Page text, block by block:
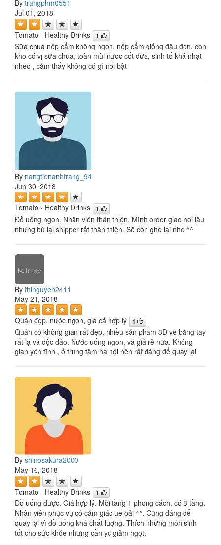
By trangphm0551
Jul 01, 2018
Tomato - Healthy Drinks 1
Sữa chua nếp cẩm không ngon, nếp cẩm giống đậu đen, còn
kho có vị sữa chua, toàn mùi nưoc cốt dừa, sinh tố khá nhạt
nhẽo , cảm thấy không có gì nổi bật
By nangtienanhtrang_94
Jun 30, 2018
Tomato - Healthy Drinks 1
Đồ uống ngon. Nhân viên thân thiện. Mình order giao hơi lâu
nhưng bù lại shipper rất thân thiện. Sẽ còn ghé lại nhé ^^
By thinguyen2411
May 21, 2018
Quán đẹp, nước ngon, giá cả hợp lý 1
Quán có không gian rất đẹp, nhiều sản phẩm 3D vẽ bằng tay
rất lạ và độc đáo. Nước uống ngon, và giá rẻ nữa. Không
gian yên tĩnh , ở trung tâm hà nội nên rất đáng để quay lại
By shinosakura2000
May 16, 2018
Tomato - Healthy Drinks 1
Đồ uống được. Giá hợp lý. Mỗi tầng 1 phong cách, có 3 tầng.
Nhân viên phục vụ có cảm giác uể oải ^^. Cũng đáng để
quay lại vì đồ uống khá chất lượng. Thích những món sinh
tốt cho sức khỏe nhưng cần yc giảm ngọt.